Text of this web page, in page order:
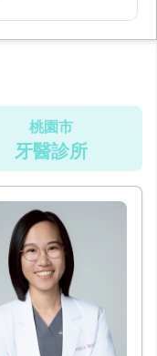
桃園市
牙醫診所